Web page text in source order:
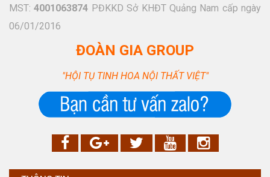
MST:4001063874 PĐKKD Sở KHĐT Quảng Nam cấp ngày
06/01/2016
ĐOÀN GIA GROUP
"HỘI TỤ TINH HOA NỘI THẤT VIỆT"